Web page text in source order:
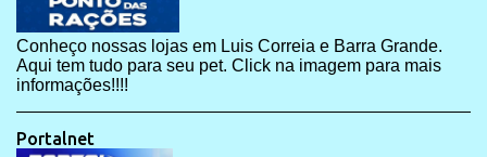
Conheço nossas lojas em Luis Correia e Barra Grande.
Aqui tem tudo para seu pet. Click na imagem para mais
informações!!!!
Portalnet